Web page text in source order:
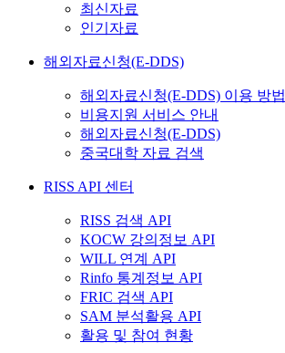
최신자료
인기자료
해외자료신청(E-DDS)
해외자료신청(E-DDS) 이용 방법
비용지원 서비스 안내
해외자료신청(E-DDS)
중국대학 자료 검색
RISS API 센터
RISS 검색 API
KOCW 강의정보 API
WILL 연계 API
Rinfo 통계정보 API
FRIC 검색 API
SAM 분석활용 API
활용 및 참여 현황